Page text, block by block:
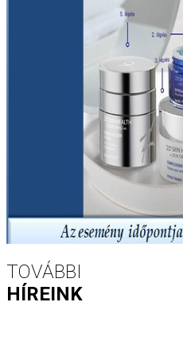
TOVÁBBI
HÍREINK